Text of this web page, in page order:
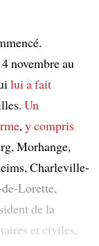
novembre au
lui a fait
Un
,y compris
Morhange,
Charleville-
Lorette,
de la
et civiles,